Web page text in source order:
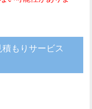
もりサービス